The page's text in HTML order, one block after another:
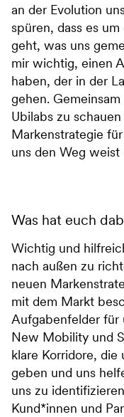
an der Evolution
spüren, dass es
geht, was uns
mir wichtig, einen
haben, der in der
gehen.
Ubilabs zu
Markenstrategie
uns den Weg
Was hat euch
Wichtig und
nach außen zu
neuen
mit dem Markt
Aufgabenfelder für
New Mobility und
klare Korridore,
geben und uns
uns zu
Kund*innen und